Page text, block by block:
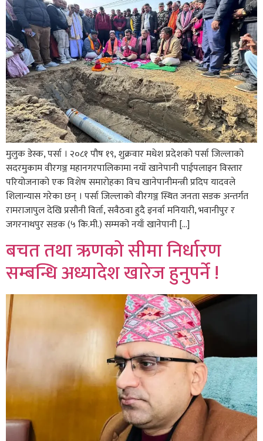
मुलुक डेस्क, पर्सा । २०८१ पौष १९, शुक्रवार मधेश प्रदेशको पर्सा जिल्लाको
सदरमुकाम वीरगञ्ज महानगरपालिकामा नयॉं खानेपानी पाईपलाइन विस्तार
परियोजनाको एक विशेष समारोहका विच खानेपानीमन्त्री प्रदिप यादवले
शिलान्यास गरेका छन् । पर्सा जिल्लाको वीरगञ्ज स्थित जनता सडक अन्तर्गत
रामराजापुल देखि प्रसौनी विर्ता, सवैठवा हुदै इनर्वा मनियारी, भवानीपुर र
जगरनाथपुर सडक (५ कि.मी.) सम्मको नयाँ खानेपानी […]
बचत तथा ऋणको सीमा निर्धारण
सम्बन्धि अध्यादेश खारेज हुनुपर्ने !